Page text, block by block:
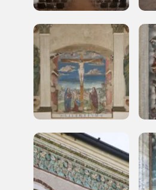
Ingresso gratuito
Gratis